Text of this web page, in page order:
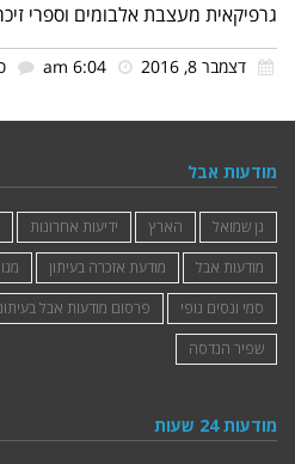
גרפיקאית מעצבת אלבומים וספרי
דצמבר 8, 2016
מודעות אבל
גן שמואל הארץ ידיעות אחרונות
מודעות אבל
מודעת אזכרה בעיתון
סמי ונסים נופי
פרסום מודעות אבל
שפיר הנדסה
מודעות 24 שעות